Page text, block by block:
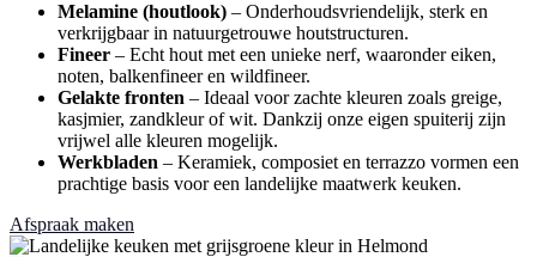
Melamine (houtlook) – Onderhoudsvriendelijk, sterk en
verkrijgbaar in natuurgetrouwe houtstructuren.
Fineer – Echt hout met een unieke nerf, waaronder eiken,
noten, balkenfineer en wildfineer.
Gelakte fronten – Ideaal voor zachte kleuren zoals greige,
kasjmier, zandkleur of wit. Dankzij onze eigen spuiterij zijn
vrijwel alle kleuren mogelijk.
Werkbladen – Keramiek, composiet en terrazzo vormen een
prachtige basis voor een landelijke maatwerk keuken.
Afspraak maken